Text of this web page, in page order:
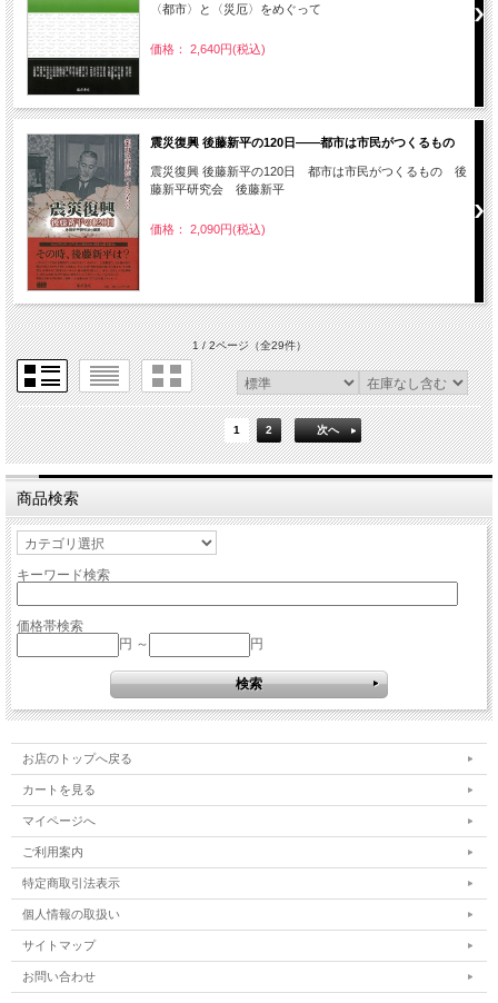
〈都市〉と〈災厄〉をめぐって
価格： 2,640円(税込)
震災復興 後藤新平の120日――都市は市民がつくるもの
震災復興 後藤新平の120日 都市は市民がつくるもの 後
藤新平研究会 後藤新平
価格： 2,090円(税込)
1 / 2ページ（全29件）
1 2 次へ
商品検索
キーワード検索
価格帯検索
円 ～
円
お店のトップへ戻る
カートを見る
マイページへ
ご利用案内
特定商取引法表示
個人情報の取扱い
サイトマップ
お問い合わせ